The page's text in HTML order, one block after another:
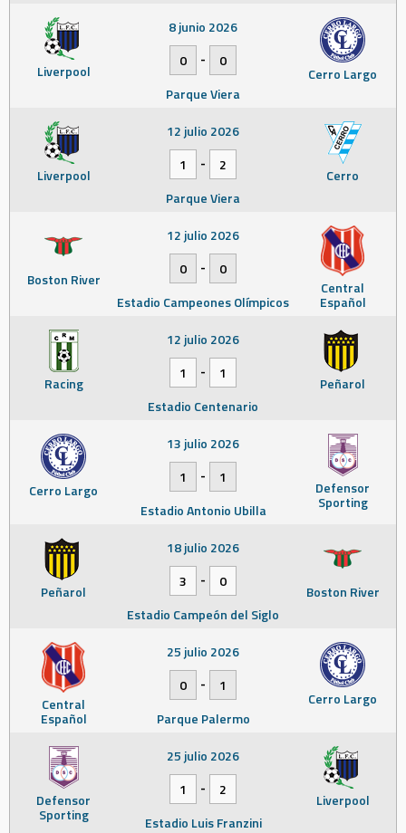
Liverpool Cerro Largo
8 junio 2026
0
-
0
Parque Viera
Liverpool Cerro
12 julio 2026
1
-
2
Parque Viera
Boston River Central
Español
12 julio 2026
0
-
0
Estadio Campeones Olímpicos
Racing Peñarol
12 julio 2026
1
-
1
Estadio Centenario
Cerro Largo Defensor
Sporting
13 julio 2026
1
-
1
Estadio Antonio Ubilla
Peñarol Boston River
18 julio 2026
3
-
0
Estadio Campeón del Siglo
Central
Español
Cerro Largo
25 julio 2026
0
-
1
Parque Palermo
Defensor
Sporting
Liverpool
25 julio 2026
1
-
2
Estadio Luis Franzini